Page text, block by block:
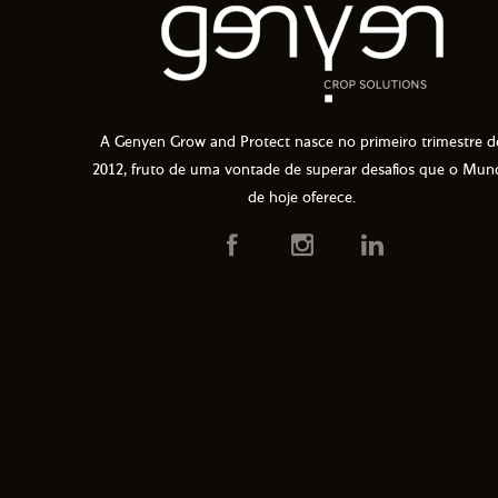
A Genyen Grow and Protect nasce no primeiro trimestre
2012, fruto de uma vontade de superar desafios que o
de hoje oferece.